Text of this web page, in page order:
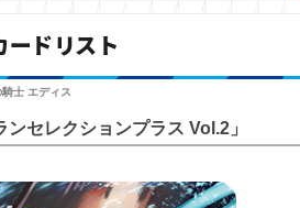
ードリスト
士 エディス
ンセレクションプラス Vol.2」